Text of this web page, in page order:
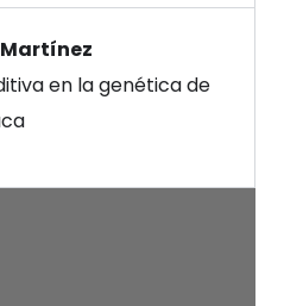
del sistema nervioso autó...
del tiempo diagnóstico...
en la genética de